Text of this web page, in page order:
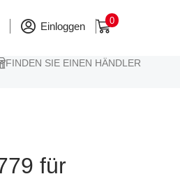
Einloggen 0
FINDEN SIE EINEN HÄNDLER
für